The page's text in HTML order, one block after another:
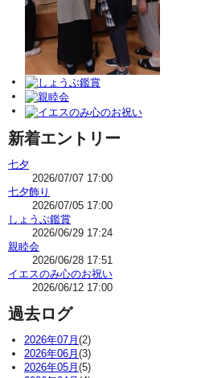
新着エントリー
七夕
2026/07/07 17:00
七夕飾り
2026/07/05 17:00
しょうぶ鑑賞
2026/06/29 17:24
親睦会
2026/06/28 17:51
イエスのみ心のお祝い
2026/06/12 17:00
過去ログ
2026年07月(2)
2026年06月(3)
2026年05月(5)